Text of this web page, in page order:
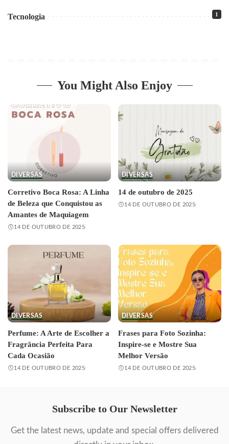
Tecnologia 1
You Might Also Enjoy
DIVERSAS
Corretivo Boca Rosa: A Linha
de Beleza que Conquistou as
Amantes de Maquiagem
14 DE OUTUBRO DE 2025
DIVERSAS
14 de outubro de 2025
14 DE OUTUBRO DE 2025
DIVERSAS
Perfume: A Arte de Escolher a
Fragrância Perfeita Para
Cada Ocasião
14 DE OUTUBRO DE 2025
DIVERSAS
Frases para Foto Sozinha:
Inspire-se e Mostre Sua
Melhor Versão
14 DE OUTUBRO DE 2025
Subscribe to Our Newsletter
Get the latest news, update and special offers delivered